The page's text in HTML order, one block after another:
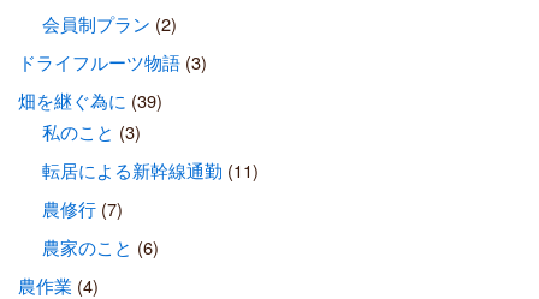
会員制プラン (2)
ドライフルーツ物語(3)
畑を継ぐ為に (39)
私のこと (3)
転居による新幹線通勤 (11)
農修行(7)
農家のこと (6)
農作業 (4)